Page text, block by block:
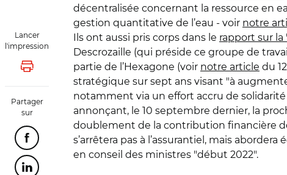
Lancer
l'impression
Lancer l'impression
Partager
sur
Partager cette page sur Facebook
Partager cette page sur Linkedin
décentralisée concernant la ressource en
gestion quantitative de l’eau - voir notre
Ils ont aussi pris corps dans le rapport sur
Descrozaille (qui préside ce groupe de
partie de l’Hexagone (voir notre article du
stratégique sur sept ans visant "à
notamment via un effort accru de
annonçant, le 10 septembre dernier, la
doublement de la contribution financière
s’arrêtera pas à l’assurantiel, mais
en conseil des ministres "début 2022".